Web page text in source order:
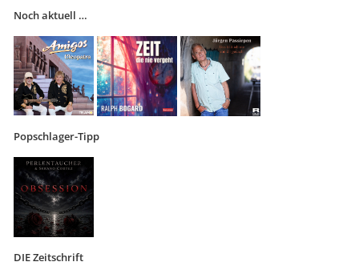
Noch aktuell …
Popschlager-Tipp
DIE Zeitschrift